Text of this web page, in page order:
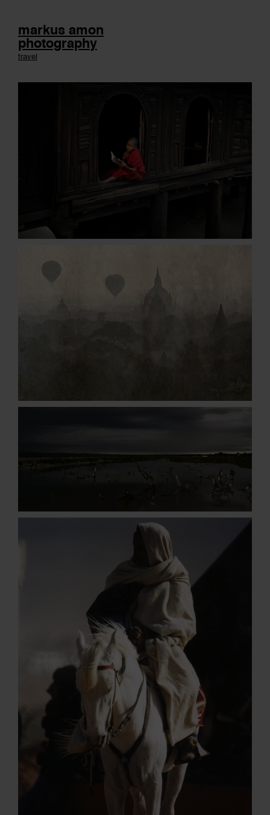
markus amon
photography
travel